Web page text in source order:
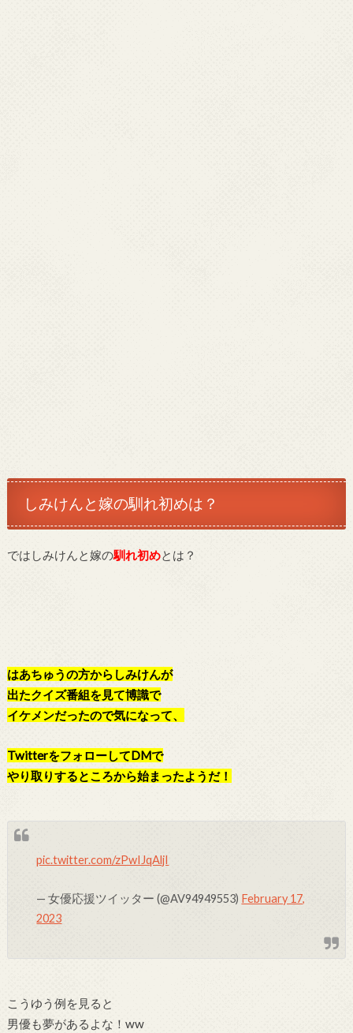
しみけんと嫁の馴れ初めは？
ではしみけんと嫁の馴れ初めとは？
はあちゅうの方からしみけんが
出たクイズ番組を見て博識で
イケメンだったので気になって、
TwitterをフォローしてDMで
やり取りするところから始まったようだ！
pic.twitter.com/zPwIJqAljI
— 女優応援ツイッター (@AV94949553) February 17,
2023
こうゆう例を見ると
男優も夢があるよな！ww